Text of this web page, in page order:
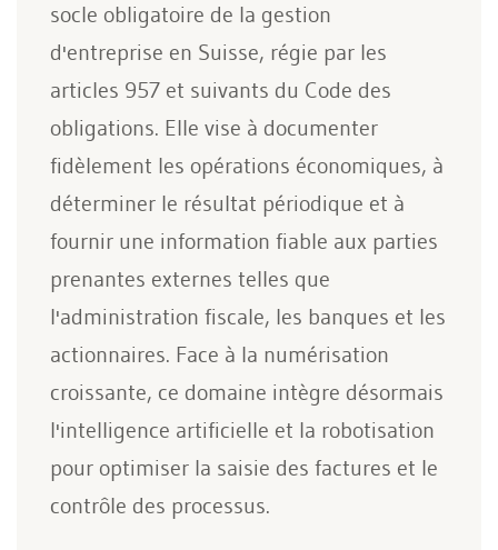
socle obligatoire de la gestion
d'entreprise en Suisse, régie par les
articles 957 et suivants du Code des
obligations. Elle vise à documenter
fidèlement les opérations économiques, à
déterminer le résultat périodique et à
fournir une information fiable aux parties
prenantes externes telles que
l'administration fiscale, les banques et les
actionnaires. Face à la numérisation
croissante, ce domaine intègre désormais
l'intelligence artificielle et la robotisation
pour optimiser la saisie des factures et le
contrôle des processus.